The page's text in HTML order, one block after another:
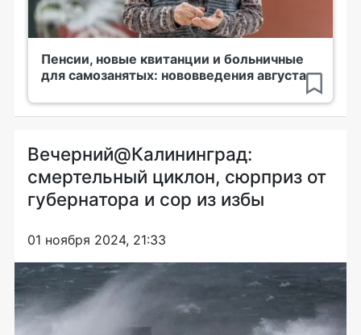
Пенсии, новые квитанции и больничные
для самозанятых: нововведения августа
Вечерний@Калининград:
смертельный циклон, сюрприз от
губернатора и сор из избы
01 ноября 2024, 21:33